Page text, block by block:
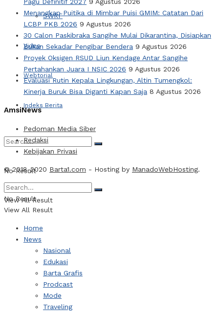
SWRF
Video
Webtorial
Indeks Berita
No Result
View All Result
Menangkap Puitika di Mimbar Puisi GMIM: Catatan Dari
LCBP PKB 2026 9 Agustus 2026
30 Calon Paskibraka Sangihe Mulai Dikarantina, Disiapkan
Bukan Sekadar Pengibar Bendera 9 Agustus 2026
Proyek Oksigen RSUD Liun Kendage Antar Sangihe
Pertahankan Juara I NSIC 2026 9 Agustus 2026
Evaluasi Rutin Kepala Lingkungan, Altin Tumengkol:
Kinerja Buruk Bisa Diganti Kapan Saja 8 Agustus 2026
AmsiNews
Pedoman Media Siber
Redaksi
Kebijakan Privasi
© 2018-2020 Barta1.com - Hosting by ManadoWebHosting.
No Result
View All Result
Home
News
Nasional
Edukasi
Barta Grafis
Prodcast
Mode
Traveling